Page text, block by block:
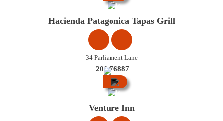
City
Hacienda Patagonica Tapas Grill
34 Parliament Lane
200 76887
City
Venture Inn